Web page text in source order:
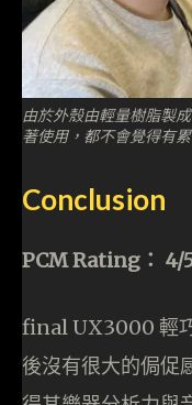
由於外殼由輕量樹脂製
著使用，都不會覺得有
Conclusion
PCM Rating： 4/
final UX3000 輕
後沒有很大的侷促